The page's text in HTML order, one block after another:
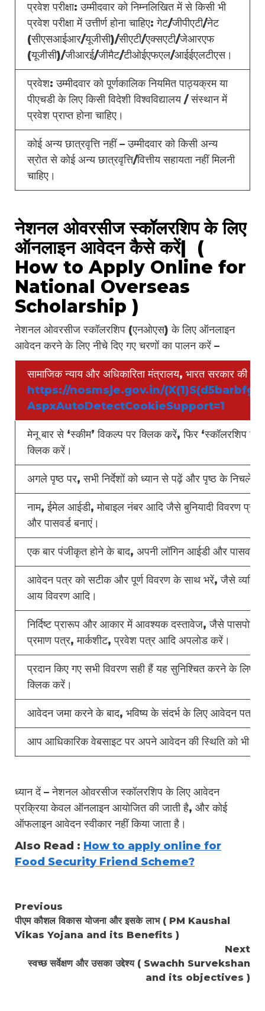
प्रवेश परीक्षा: उम्मीदवार को निम्नलिखित में से किसी भी
प्रवेश परीक्षा में उत्तीर्ण होना चाहिए: गेट/जीपीएटी/नेट
(सीएसआईआर/यूजीसी)/सीएटी/एक्सएटी/जेआरएफ
(यूजीसी)/जीआरई/जीमैट/टीओईएफएल/आईईएलटीएस।
प्रवेश: उम्मीदवार को पूर्णकालिक नियमित पाठ्यक्रम या
पीएचडी के लिए किसी विदेशी विश्वविद्यालय / संस्थान में
प्रवेश प्राप्त होना चाहिए।
कोई अन्य छात्रवृत्ति नहीं – उम्मीदवार को किसी अन्य
स्रोत से कोई अन्य छात्रवृत्ति/वित्तीय सहायता नहीं मिलनी
चाहिए।
नेशनल ओवरसीज स्कॉलरशिप के लिए
ऑनलाइन आवेदन कैसे करें| (
How to Apply Online for
National Overseas
Scholarship )
नेशनल ओवरसीज स्कॉलरशिप (एनओएस) के लिए ऑनलाइन
आवेदन करने के लिए नीचे दिए गए चरणों का पालन करें –
सामाजिक न्याय और अधिकारिता मंत्रालय, भारत सरकार की
https://nosmsje.gov.in/
AspxAutoDetectCookieSupport=1
मेनू बार से ‘स्कीम’ विकल्प पर क्लिक करें, फिर ‘स्कॉलरशिप
क्लिक करें।
अगले पृष्ठ पर, सभी निर्देशों को ध्यान से पढ़ें और पृष्ठ के
नाम, ईमेल आईडी, मोबाइल नंबर आदि जैसे बुनियादी विवरण
और पासवर्ड बनाएं।
एक बार पंजीकृत होने के बाद, अपनी लॉगिन आईडी और
आवेदन पत्र को सटीक और पूर्ण विवरण के साथ भरें, जैसे व्यक्तिगत
आय विवरण आदि।
निर्दिष्ट प्रारूप और आकार में आवश्यक दस्तावेज, जैसे पासपोर्ट
प्रमाण पत्र, मार्कशीट, प्रवेश पत्र आदि अपलोड करें।
प्रदान किए गए सभी विवरण सही हैं यह सुनिश्चित करने के लिए
क्लिक करें।
आवेदन जमा करने के बाद, भविष्य के संदर्भ के लिए आवेदन पत्र
आप आधिकारिक वेबसाइट पर अपने आवेदन की स्थिति को भी
ध्यान दें – नेशनल ओवरसीज स्कॉलरशिप के लिए आवेदन
प्रक्रिया केवल ऑनलाइन आयोजित की जाती है, और कोई
ऑफलाइन आवेदन स्वीकार नहीं किया जाता है।
Also Read : How to apply online for
Food Security Friend Scheme?
Continue
Reading
Previous
पीएम कौशल विकास योजना और इसके लाभ ( PM Kaushal
Vikas Yojana and its Benefits )
Next
स्वच्छ सर्वेक्षण और उसका उद्देश्य ( Swachh Survekshan
and its objectives )